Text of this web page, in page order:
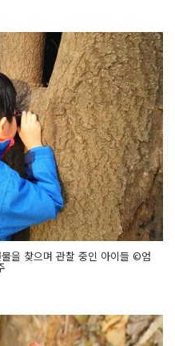
을 찾으며 관찰 중인 아이들 ©엄